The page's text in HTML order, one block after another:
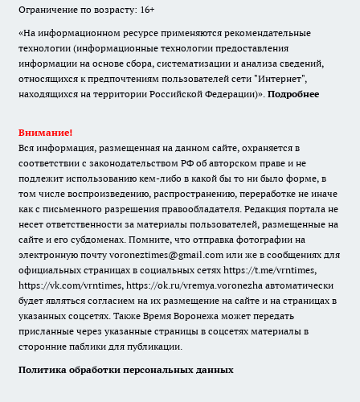
Ограничение по возрасту: 16+
«На информационном ресурсе применяются рекомендательные
технологии (информационные технологии предоставления
информации на основе сбора, систематизации и анализа сведений,
относящихся к предпочтениям пользователей сети "Интернет",
находящихся на территории Российской Федерации)». Подробнее
Внимание!
Вся информация, размещенная на данном сайте, охраняется в
соответствии с законодательством РФ об авторском праве и не
подлежит использованию кем-либо в какой бы то ни было форме, в
том числе воспроизведению, распространению, переработке не иначе
как с письменного разрешения правообладателя. Редакция портала не
несет ответственности за материалы пользователей, размещенные на
сайте и его субдоменах. Помните, что отправка фотографии на
электронную почту voroneztimes@gmail.com или же в сообщениях для
официальных страницах в социальных сетях https://t.me/vrntimes,
https://vk.com/vrntimes, https://ok.ru/vremya.voronezha автоматически
будет являться согласием на их размещение на сайте и на страницах в
указанных соцсетях. Также Время Воронежа может передать
присланные через указанные страницы в соцсетях материалы в
сторонние паблики для публикации.
Политика обработки персональных данных